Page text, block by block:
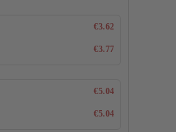
€3.62
€3.77
€5.04
€5.04